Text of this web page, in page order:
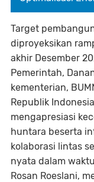
Target
diproyeksikan
akhir Desember
Pemerintah,
kementerian,
Republik
mengapresiasi
huntara beserta
kolaborasi lintas
nyata dalam
Rosan Roeslani,